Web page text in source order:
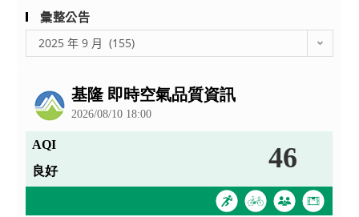
子
報
文
彙整公告
整
2025 年 9 月 (155)